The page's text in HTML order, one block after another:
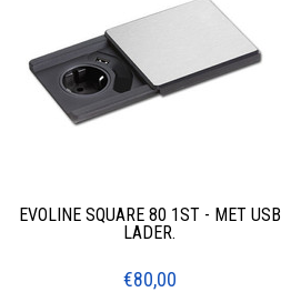
EVOLINE SQUARE 80 1ST - MET USB
LADER.
€80,00